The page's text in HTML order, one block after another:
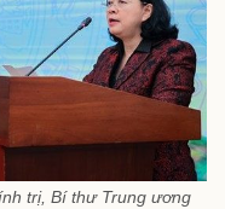
trị, Bí thư Trung ương